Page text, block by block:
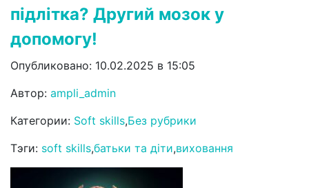
підлітка? Другий мозок у
допомогу!
Опубликовано: 10.02.2025 в 15:05
Автор: ampli_admin
Категории: Soft skills,Без рубрики
Тэги: soft skills,батьки та діти,виховання